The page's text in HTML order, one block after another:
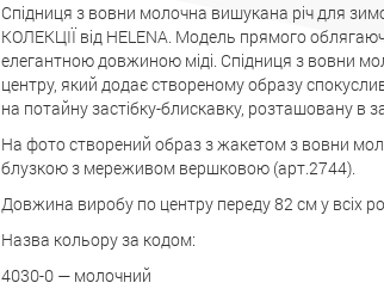
Спідниця з вовни молочна вишукана річ для
КОЛЕКЦІЇ від HELENA. Модель прямого
елегантною довжиною міді. Спідниця з вовни
центру, який додає створеному образу
на потайну застібку-блискавку, розташовану в
На фото створений образ з жакетом з вовни
блузкою з мереживом вершковою (арт.2744).
Довжина виробу по центру переду 82 см у всіх
Назва кольору за кодом:
4030-0 — молочний